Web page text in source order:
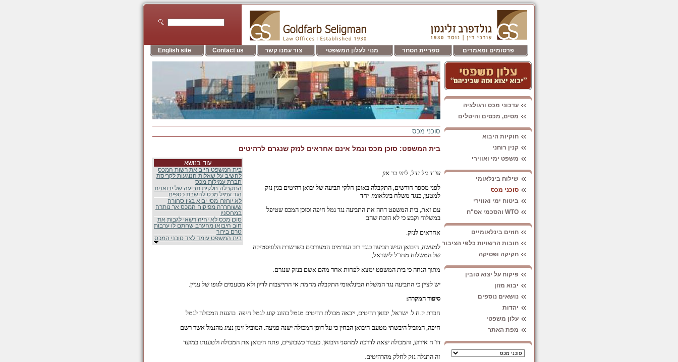
פרסומים ומאמרים ספריית הסחר מנוי לעלון המשפטי צור עמנו קשר Contact us
English site
עדכוני מכס ורגולציה
מסים, מכסים והיטלים
חוקיות היבוא
קנין רוחני
משפט ימי ואווירי
שילוח בינלאומי
סוכני מכס
ביטוח ימי ואווירי
WTO והסכמי אס"ח
חוזים בינלאומיים
חובות הרשויות כלפי הציבור
חקיקה ופסיקה
פיקוח על יצוא טובין
יבוא מזון
נושאים נוספים
יהדות
עלון משפטי
מפת האתר
סוכני מכס
בית המשפט: סוכן מכס ונמל אינם אחראים לנזק שנגרם לרהיטים
עוד בנושא
בית המשפט חייב את רשות המכס
להשיב על שאלות הנוגעות לקריסת
חברת עמילות מכס
התקבלה חלקית תביעה של יבואנית
נגד עמיל מכס להשבת כספים
לא יוחזרו מסי יבוא בגין סחורה
ששוחררה מפיקוח המכס אך נותרה
במחסניו
סוכן מכס לא יהיה רשאי לגבות את
חוב היבואן מהערב שחתם לו ערבות
טרם בירור
בית המשפט עומד לצד סוכני המכס
עו"ד גיל נדל, לינוי בר און
לפני מספר חודשים, התקבלה באופן חלקי תביעה של יבואן רהיטים בגין נזק
למטען, כנגד משלח בינלאומי. יחד
עם זאת, בית המשפט דחה את התביעה נגד נמל חיפה וסוכן המכס שטיפל
במשלוח וקבע כי לא הוכח שהם
אחראים לנזק.
למעשה, היבואן הגיש תביעה כנגד רוב הגורמים המעורבים בשרשרת הלוגיסטיקה
של המשלוח מחו"ל לישראל,
מתוך הנחה כי בית המשפט ימצא לפחות אחד מהם אשם בנזק שנגרם.
יש לציין כי התביעה נגד המשלח הבינלאומי התקבלה מחמת אי התייצבות לדיון ולא מטעמים לגופו של עניין.
סיפור המקרה:
חברת ק.ח.ל. ישראל, יבואן רהיטים, ייבאה מכולת רהיטים מנמל בהונג קונג לנמל חיפה. בהגעת המכולה לנמל
חיפה, המוביל היבשתי מטעם היבואן הבחין כי על דופן המכולה ישנה פגיעה. המוביל זימן נציג מהנמל אשר רשם
דו"ח אירוע, והמכולה יצאה לדרכה למחסני היבואן. כעבור כשבועיים, פתח היבואן את המכולה ולטענתו במועד
זה התגלה נזק לחלק מהרהיטים.